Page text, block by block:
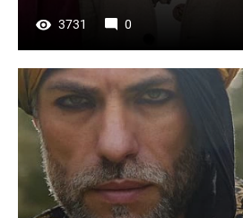
3731 0